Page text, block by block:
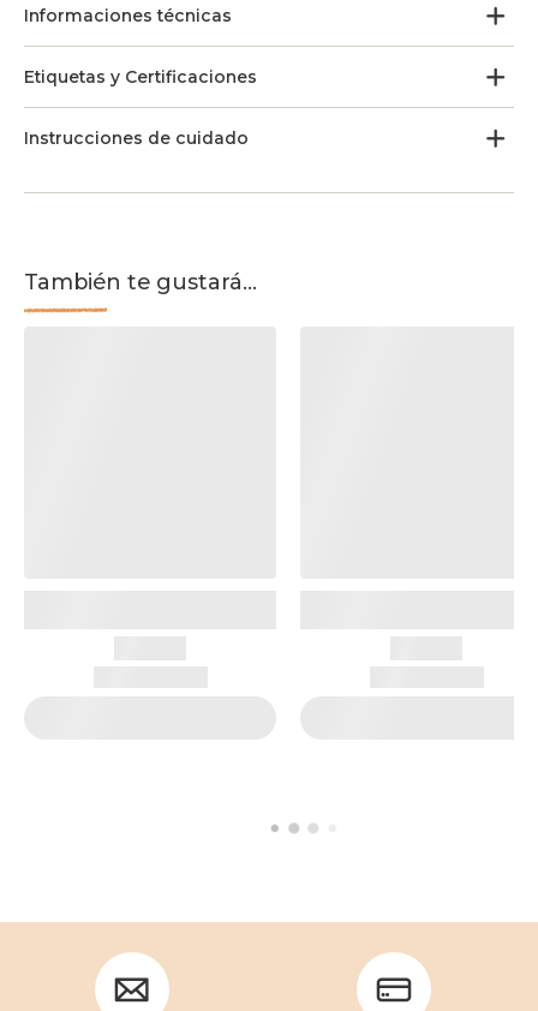
Informaciones técnicas
Etiquetas y Certificaciones
Instrucciones de cuidado
También te gustará...